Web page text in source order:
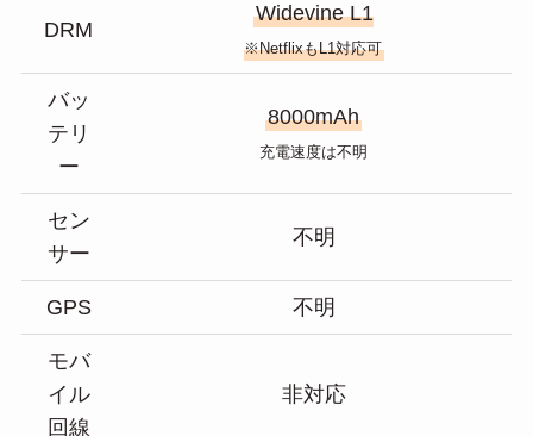
DRM
Widevine L1
※NetflixもL1対応可
バッ
テリ
ー
8000mAh
充電速度は不明
セン
サー
不明
GPS 不明
モバ
イル
回線
非対応